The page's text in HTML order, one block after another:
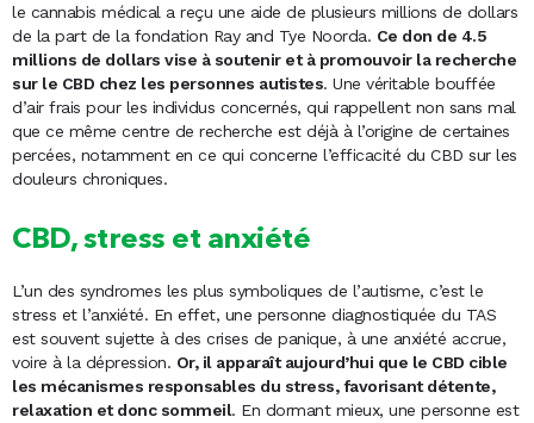
le cannabis médical a reçu une aide de plusieurs millions de dollars
de la part de la fondation Ray and Tye Noorda. Ce don de 4.5
millions de dollars vise à soutenir et à promouvoir la recherche
sur le CBD chez les personnes autistes. Une véritable bouffée
d’air frais pour les individus concernés, qui rappellent non sans mal
que ce même centre de recherche est déjà à l’origine de certaines
percées, notamment en ce qui concerne l’efficacité du CBD sur les
douleurs chroniques.
CBD, stress et anxiété
L’un des syndromes les plus symboliques de l’autisme, c’est le
stress et l’anxiété. En effet, une personne diagnostiquée du TAS
est souvent sujette à des crises de panique, à une anxiété accrue,
voire à la dépression. Or, il apparaît aujourd’hui que le CBD cible
les mécanismes responsables du stress, favorisant détente,
relaxation et donc sommeil. En dormant mieux, une personne est